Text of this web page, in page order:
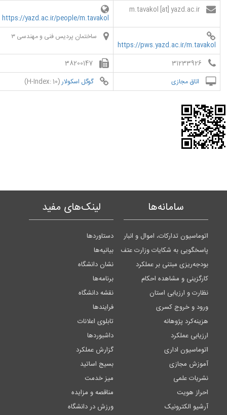
https://yazd.ac.ir/people/m.tavakol
https://pws.yazd.ac.ir/m.tavakol
ساختمان پردیس فنی و مهندسی ۳
31233926
38200147
اتاق مجازی
گوگل اسکولار(H-Index: 10)
سامانه‌ها
اتوماسیون تدارکات، اموال و انبار
پاسخگویی به شکایات وزارت عتف
بودجه‌ریزی مبتنی بر عملکرد
کارگزینی و مشاهده احکام
نظارت و ارزیابی استان
ورود و خروج کسری
هزینه‌کرد پژوهانه
ارزیابی عملکرد
اتوماسیون اداری
آموزش مجازی
نشریات علمی
احراز هویت
آرشیو الکترونیک
لینک‌های مفید
دستاوردها
بیانیه‌ها
نشان دانشگاه
برنامه‌ها
نقشه دانشگاه
فرایندها
تابلوی اعلانات
داشبوردها
گزارش عملکرد
بسیج اساتید
میز خدمت
مناقصه و مزایده
ورزش در دانشگاه